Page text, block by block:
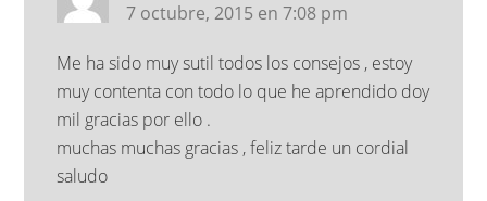
7 octubre, 2015 en 7:08 pm
Me ha sido muy sutil todos los consejos , estoy
muy contenta con todo lo que he aprendido doy
mil gracias por ello .
muchas muchas gracias , feliz tarde un cordial
saludo